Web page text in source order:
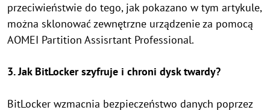
przeciwieństwie do tego, jak pokazano w tym artykule,
można sklonować zewnętrzne urządzenie za pomocą
AOMEI Partition Assisrtant Professional.
3. Jak BitLocker szyfruje i chroni dysk twardy?
BitLocker wzmacnia bezpieczeństwo danych poprzez